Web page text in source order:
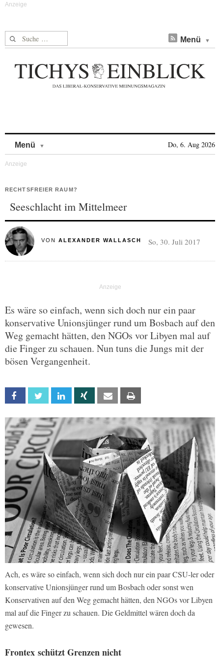
Suche nach: Menü
Menü Do, 6. Aug 2026
RECHTSFREIER RAUM?
Seeschlacht im Mittelmeer
VON ALEXANDER WALLASCH So, 30. Juli 2017
Es wäre so einfach, wenn sich doch nur ein paar
konservative Unionsjünger rund um Bosbach auf den
Weg gemacht hätten, den NGOs vor Libyen mal auf
die Finger zu schauen. Nun tuns die Jungs mit der
bösen Vergangenheit.
Facebook Twitter Linkedin Xing Email
Ach, es wäre so einfach, wenn sich doch nur ein paar CSU-ler oder
konservative Unionsjünger rund um Bosbach oder sonst wen
Konservativen auf den Weg gemacht hätten, den NGOs vor Libyen
mal auf die Finger zu schauen. Die Geldmittel wären doch da
gewesen.
Frontex schützt Grenzen nicht